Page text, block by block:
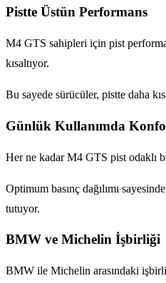
Pistte Üstün Performans
M4 GTS sahipleri için pist
kısaltıyor.
Bu sayede sürücüler, pistte daha
Günlük Kullanımda
Her ne kadar M4 GTS pist odaklı
Optimum basınç dağılımı
tutuyor.
BMW ve Michelin İşbirliği
BMW ile Michelin arasındaki